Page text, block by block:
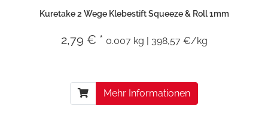
Kuretake 2 Wege Klebestift Squeeze & Roll 1mm
2,79 € * 0.007 kg | 398,57 €/kg
Mehr Informationen